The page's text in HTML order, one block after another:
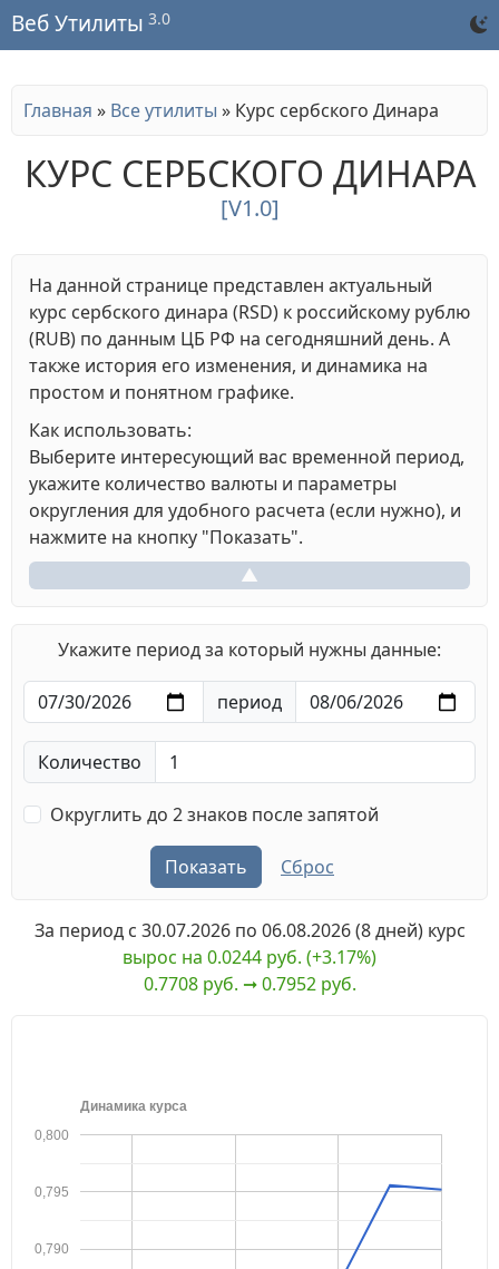
Веб Утилиты 3.0
Главная » Все утилиты » Курс сербского Динара
КУРС СЕРБСКОГО ДИНАРА
[V1.0]
На данной странице представлен актуальный
курс сербского динара (RSD) к российскому рублю
(RUB) по данным ЦБ РФ на сегодняшний день. А
также история его изменения, и динамика на
простом и понятном графике.
Как использовать:
Выберите интересующий вас временной период,
укажите количество валюты и параметры
округления для удобного расчета (если нужно), и
нажмите на кнопку "Показать".
▲
Укажите период за который нужны данные:
период
Количество
Округлить до 2 знаков после запятой
Показать Сброс
За период с 30.07.2026по 06.08.2026(8 дней) курс
вырос на 0.0244 руб. (+3.17%)
0.7708 руб. ➞︎ 0.7952 руб.
Динамика курса
0,790
0,795
0,800